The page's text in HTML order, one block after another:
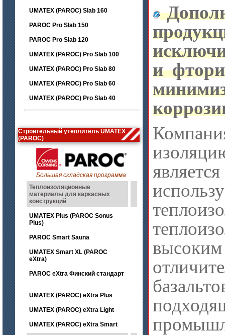
UMATEX (PAROC) Slab 160
PAROC Pro Slab 150
PAROC Pro Slab 120
UMATEX (PAROC) Pro Slab 100
UMATEX (PAROC) Pro Slab 80
UMATEX (PAROC) Pro Slab 60
UMATEX (PAROC) Pro Slab 40
Строительный утеплитель UMATEX
(PAROC)
Большая складская программа
Теплоизоляционные
материалы для каркасных
конструкций
UMATEX Plus (PAROC Sonus
Plus)
PAROC Smart Sauna
UMATEX Smart XL (PAROC
eXtra)
PAROC eXtra Финский стандарт
UMATEX (PAROC) eXtra Plus
UMATEX (PAROC) eXtra Light
UMATEX (PAROC) eXtra Smart
и